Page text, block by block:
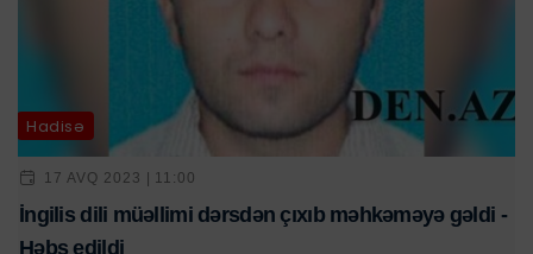
Hadisə
17 AVQ 2023 | 11:00
İngilis dili müəllimi dərsdən çıxıb məhkəməyə gəldi -
Həbs edildi